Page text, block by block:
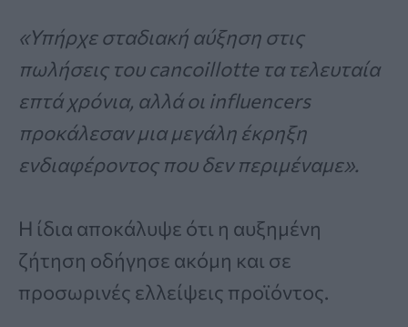
«Υπήρχε σταδιακή αύξηση στις
πωλήσεις του cancoillotte τα τελευταία
επτά χρόνια, αλλά οι influencers
προκάλεσαν μια μεγάλη έκρηξη
ενδιαφέροντος που δεν περιμέναμε».
Η ίδια αποκάλυψε ότι η αυξημένη
ζήτηση οδήγησε ακόμη και σε
προσωρινές ελλείψεις προϊόντος.